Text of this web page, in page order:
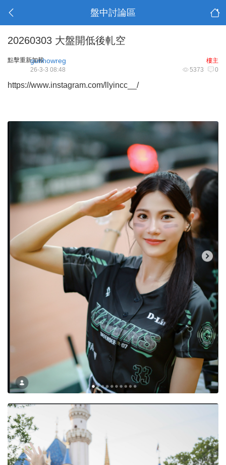
盤中討論區
20260303 大盤開低後軋空
點擊重新加載 樓主
gunhowreg
5373 0
26-3-3 08:48
https://www.instagram.com/llyincc__/